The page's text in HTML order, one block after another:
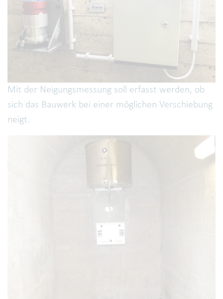
Mit der Neigungsmessung soll erfasst werden, ob
sich das Bauwerk bei einer möglichen Verschiebung
neigt.